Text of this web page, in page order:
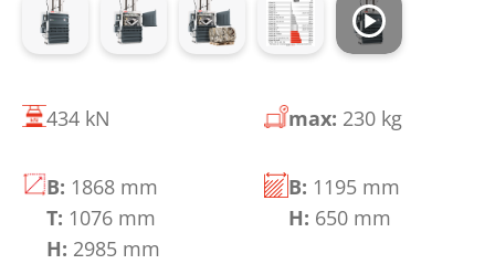
434 kN max: 230 kg
B: 1868 mm
T: 1076 mm
H: 2985 mm
B: 1195 mm
H: 650 mm